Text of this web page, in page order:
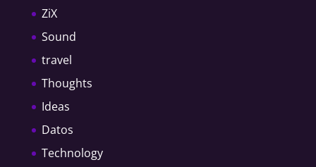
ZiX
Sound
travel
Thoughts
Ideas
Datos
Technology